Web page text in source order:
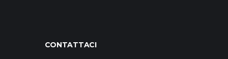
CONTATTACI